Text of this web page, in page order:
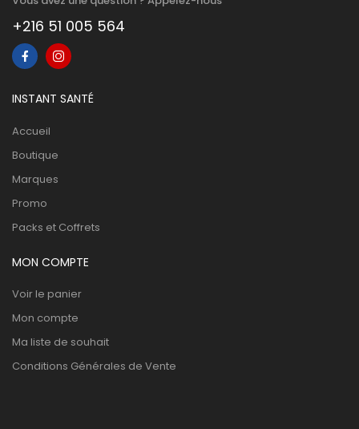
+216 51 005 564
INSTANT SANTÉ
Accueil
Boutique
Marques
Promo
Packs et Coffrets
MON COMPTE
Voir le panier
Mon compte
Ma liste de souhait
Conditions Générales de Vente